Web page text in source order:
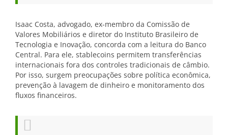
Isaac Costa, advogado, ex-membro da Comissão de
Valores Mobiliários e diretor do Instituto Brasileiro de
Tecnologia e Inovação, concorda com a leitura do Banco
Central. Para ele, stablecoins permitem transferências
internacionais fora dos controles tradicionais de câmbio.
Por isso, surgem preocupações sobre política econômica,
prevenção à lavagem de dinheiro e monitoramento dos
fluxos financeiros.